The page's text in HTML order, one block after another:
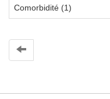
Comorbidité (1)